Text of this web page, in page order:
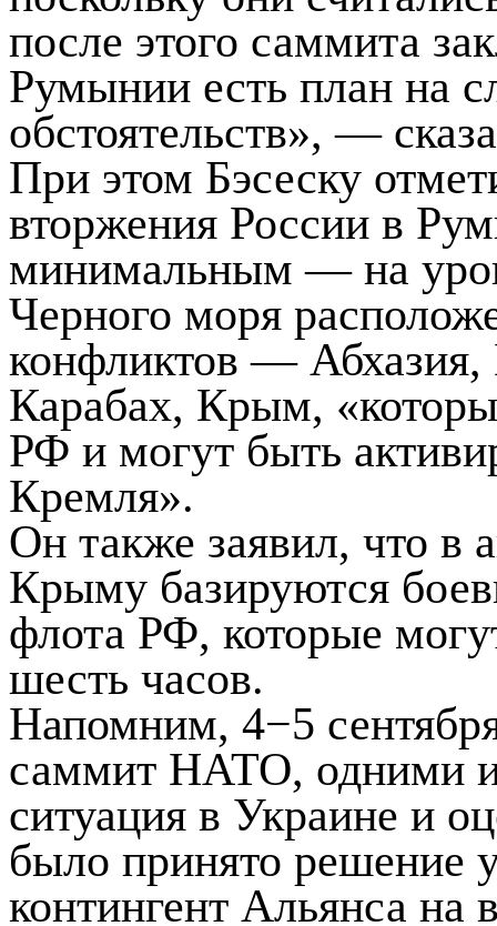
после этого саммита
Румынии есть план на
обстоятельств», —
При этом Бэсеску
вторжения России в
минимальным — на
Черного моря
конфликтов —
Карабах, Крым,
РФ и могут быть
Кремля».
Он также заявил, что в
Крыму базируются
флота РФ, которые
шесть часов.
Напомним, 4−5
саммит НАТО, одними
ситуация в Украине и
было принято решение
контингент Альянса на